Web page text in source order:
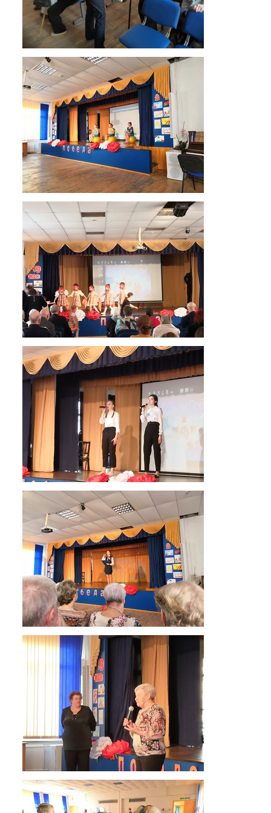
Обращение директора
Гостевая книга
Результаты самообследования
Финансово-хозяйственная деятельность
Реализация антикоррупционной
политики
Знак «За вклад в развитие лицея»
Учебный процесс
Начальная школа
Основная и старшая школа
Оценочные процедуры
Итоговая аттестация
ОГЭ
Воспитательная работа
Патриотическое воспитание
Воспитательный отдел
Служба сопровождения
Спортивная жизнь
Органы ГОУО
Безопасность
Социальные партнеры
ОДОД
Документы
Дополнительные образовательные
программы
Педагоги ОДОД
Театральная студия
ЮИД
Хор "Жаворонок"
Школьный спортивный клуб
Передвижная выставка "Мы помним!"
Медиацентр
Новости
Противодействие коррупции